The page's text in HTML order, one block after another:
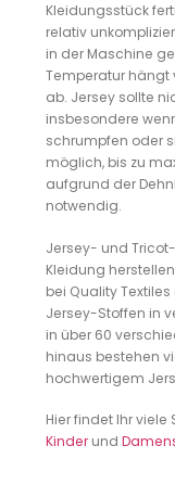
Kleidungsstück
relativ
in der Maschine
Temperatur hängt
ab. Jersey sollte
insbesondere
schrumpfen oder
möglich, bis zu
aufgrund der
notwendig.
Jersey- und
Kleidung
bei Quality
Jersey-Stoffen in
in über 60
hinaus bestehen
hochwertigem
Hier findet Ihr
Kinder und